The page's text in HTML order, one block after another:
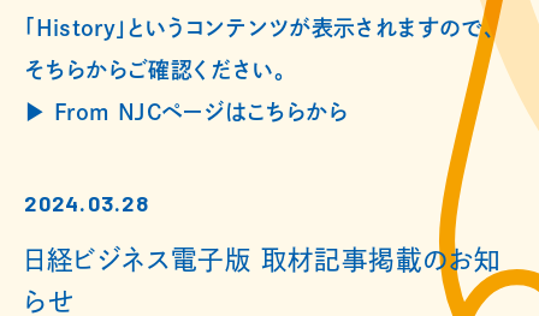
「History」というコンテンツが表示されますので、
そちらからご確認ください。
▶︎ From NJCページはこちらから
2024.03.28
日経ビジネス電子版 取材記事掲載のお知
らせ